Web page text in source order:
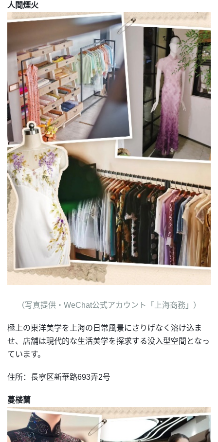
人間煙火
（写真提供・WeChat公式アカウント「上海商務」）
極上の東洋美学を上海の日常風景にさりげなく溶け込ま
せ、店舗は現代的な生活美学を探求する没入型空間となっ
ています。
住所：長寧区新華路693弄2号
蔓楼蘭